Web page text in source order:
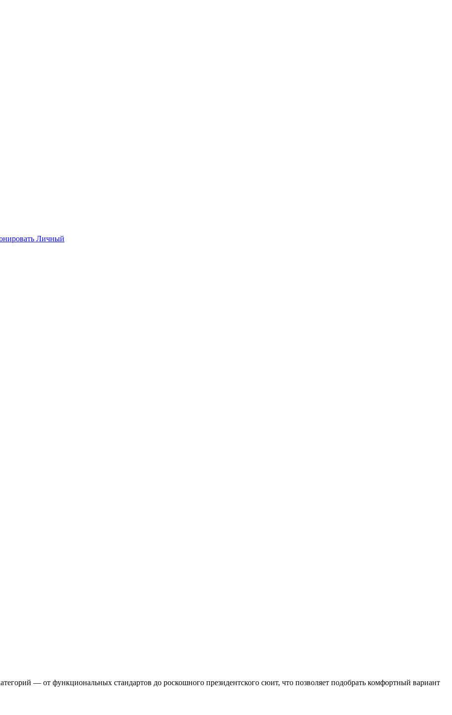
Личный
— от функциональных стандартов до роскошного президентского сюит, что позволяет подобрать комфортный вариант